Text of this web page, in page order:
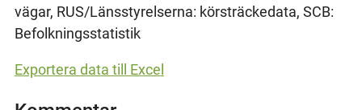
vägar, RUS/Länsstyrelserna: körsträckedata, SCB:
Befolkningsstatistik
Exportera data till Excel